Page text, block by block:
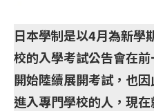
日本學制是以4月為新學
校的入學考試公告會在
開始陸續展開考試，也
進入專門學校的人，現